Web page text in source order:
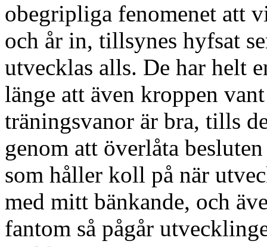
obegripliga fenomenet att
och år in, tillsynes hyfsat
utvecklas alls. De har helt
länge att även kroppen
träningsvanor är bra, tills
genom att överlåta
som håller koll på när
med mitt bänkande, och
fantom så pågår